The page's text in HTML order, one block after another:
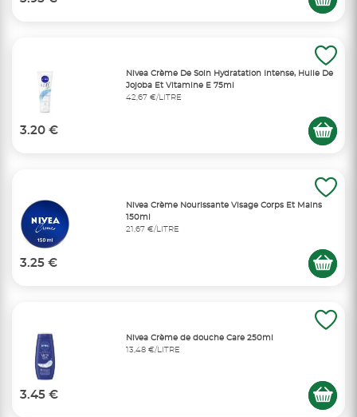
Nivea Crème De Soin Hydratation Intense, Huile De
Jojoba Et Vitamine E 75ml
42,67 €/LITRE
3.20 €
Nivea Crème Nourissante Visage Corps Et Mains
150ml
21,67 €/LITRE
3.25 €
Nivea Crème de douche Care 250ml
13,48 €/LITRE
3.45 €